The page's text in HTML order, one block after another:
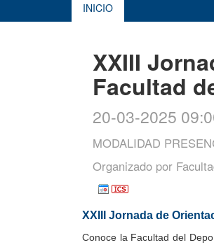
INICIO
XXIII
Facultad
20-03-2025
MODALIDAD
Organizado por
XXIII Jornada de
Conoce la Facultad del